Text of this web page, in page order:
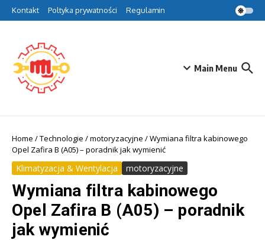
Przejdź do treści
Kontakt Poltyka prywatności Regulamin
Main Menu
Home /Technologie /motoryzacyjne /Wymiana filtra kabinowego
Opel Zafira B (A05) – poradnik jak wymienić
Klimatyzacja & Wentylacja motoryzacyjne
Wymiana filtra kabinowego
Opel Zafira B (A05) – poradnik
jak wymienić